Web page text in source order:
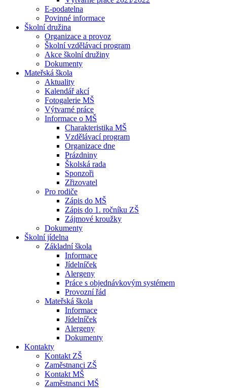
E-podatelna
Povinné informace
Školní družina
Organizace a provoz
Školní vzdělávací program
Akce školní družiny
Dokumenty
Mateřská škola
Aktuality
Kalendář akcí
Fotogalerie MŠ
Výtvarné práce
Informace o MŠ
Charakteristika MŠ
Vzdělávací program
Organizace dne
Prázdniny
Školská rada
Sponzoři
Zřizovatel
Pro rodiče
Zápis do MŠ
Zápis do 1. ročníku ZŠ
Zájmové kroužky
Dokumenty
Školní jídelna
Základní škola
Informace
Jídelníček
Alergeny
Práce s objednávkovým systémem
Provozní řád
Mateřská škola
Informace
Jídelníček
Alergeny
Dokumenty
Kontakty
Kontakt ZŠ
Zaměstnanci ZŠ
Kontakt MŠ
Zaměstnanci MŠ